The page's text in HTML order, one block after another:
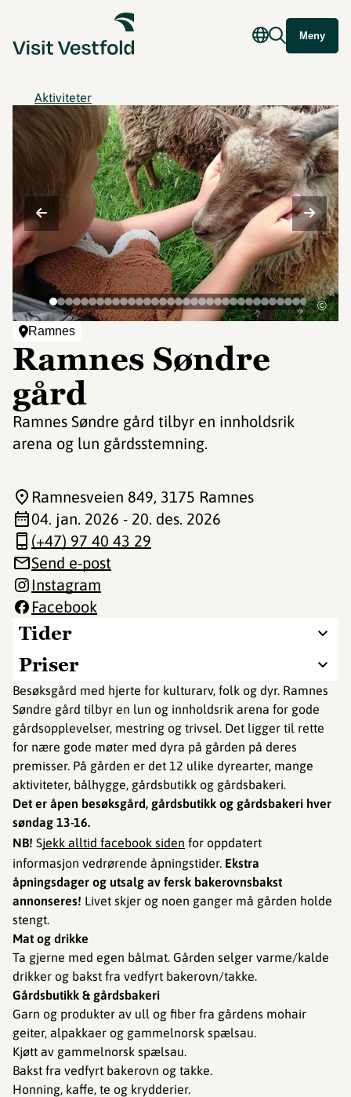
Meny
Aktiviteter
Ramnes
Ramnes Søndre
gård
Ramnes Søndre gård tilbyr en innholdsrik
arena og lun gårdsstemning.
©
Tider
Priser
Besøksgård med hjerte for kulturarv, folk og dyr. Ramnes
Søndre gård tilbyr en lun og innholdsrik arena for gode
gårdsopplevelser, mestring og trivsel. Det ligger til rette
for nære gode møter med dyra på gården på deres
premisser. På gården er det 12 ulike dyrearter, mange
aktiviteter, bålhygge, gårdsbutikk og gårdsbakeri.
Det er åpen besøksgård, gårdsbutikk og gårdsbakeri hver
søndag 13-16.
NB! Sjekk alltid facebook siden for oppdatert
informasjon vedrørende åpningstider. Ekstra
åpningsdager og utsalg av fersk bakerovnsbakst
annonseres! Livet skjer og noen ganger må gården holde
stengt.
Mat og drikke
Ta gjerne med egen bålmat. Gården selger varme/kalde
drikker og bakst fra vedfyrt bakerovn/takke.
Gårdsbutikk & gårdsbakeri
Garn og produkter av ull og fiber fra gårdens mohair
geiter, alpakkaer og gammelnorsk spælsau.
Kjøtt av gammelnorsk spælsau.
Bakst fra vedfyrt bakerovn og takke.
Honning, kaffe, te og krydderier.
Ramnesveien 849, 3175 Ramnes
04. jan. 2026 - 20. des. 2026
(+47) 97 40 43 29
Send e-post
Instagram
Facebook